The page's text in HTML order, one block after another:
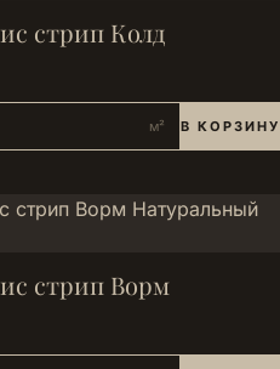
стрип Колд
м² В КОРЗИНУ
стрип Ворм